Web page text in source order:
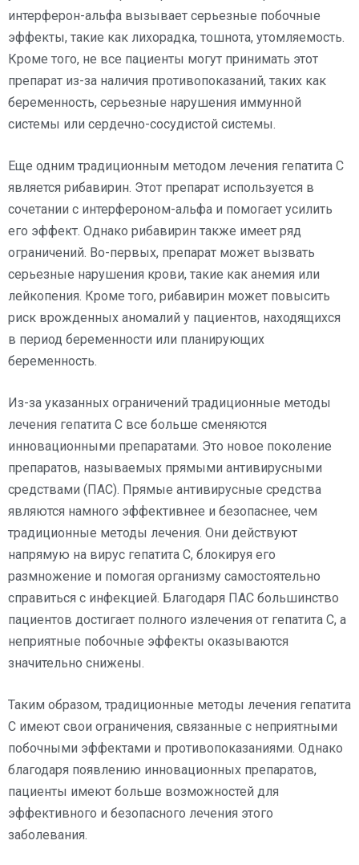
интерферон-альфа вызывает серьезные побочные
эффекты, такие как лихорадка, тошнота, утомляемость.
Кроме того, не все пациенты могут принимать этот
препарат из-за наличия противопоказаний, таких как
беременность, серьезные нарушения иммунной
системы или сердечно-сосудистой системы.
Еще одним традиционным методом лечения гепатита C
является рибавирин. Этот препарат используется в
сочетании с интерфероном-альфа и помогает усилить
его эффект. Однако рибавирин также имеет ряд
ограничений. Во-первых, препарат может вызвать
серьезные нарушения крови, такие как анемия или
лейкопения. Кроме того, рибавирин может повысить
риск врожденных аномалий у пациентов, находящихся
в период беременности или планирующих
беременность.
Из-за указанных ограничений традиционные методы
лечения гепатита C все больше сменяются
инновационными препаратами. Это новое поколение
препаратов, называемых прямыми антивирусными
средствами (ПАС). Прямые антивирусные средства
являются намного эффективнее и безопаснее, чем
традиционные методы лечения. Они действуют
напрямую на вирус гепатита C, блокируя его
размножение и помогая организму самостоятельно
справиться с инфекцией. Благодаря ПАС большинство
пациентов достигает полного излечения от гепатита C, а
неприятные побочные эффекты оказываются
значительно снижены.
Таким образом, традиционные методы лечения гепатита
C имеют свои ограничения, связанные с неприятными
побочными эффектами и противопоказаниями. Однако
благодаря появлению инновационных препаратов,
пациенты имеют больше возможностей для
эффективного и безопасного лечения этого
заболевания.